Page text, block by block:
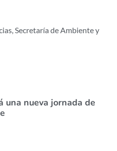
Secretaría de Ambiente y
una nueva jornada de